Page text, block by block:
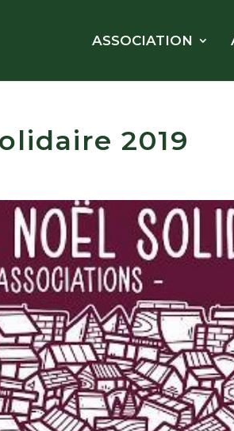
ASSOCIATION
2019